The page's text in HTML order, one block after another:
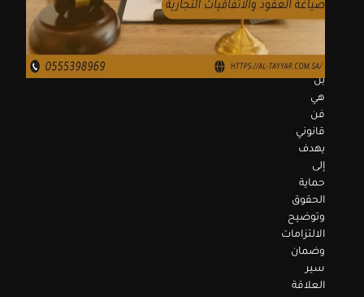
ليست
نصوص،
بل
هي
فن
قانوني
يهدف
إلى
حماية
الحقوق
وتوضيح
الالتزامات
وضمان
سير
العلاقة